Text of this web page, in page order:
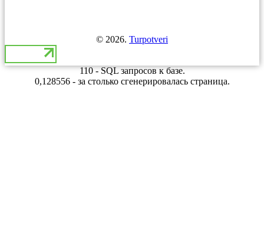
© 2026. Turpotveri
110 - SQL запросов к базе.
0,128556 - за столько сгенерировалась страница.